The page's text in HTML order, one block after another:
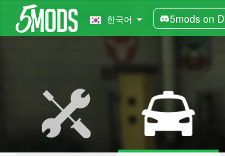
한국어 5mods on